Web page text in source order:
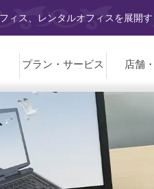
ィス、レンタルオフィスを展開す
プラン・ サービス 店舗